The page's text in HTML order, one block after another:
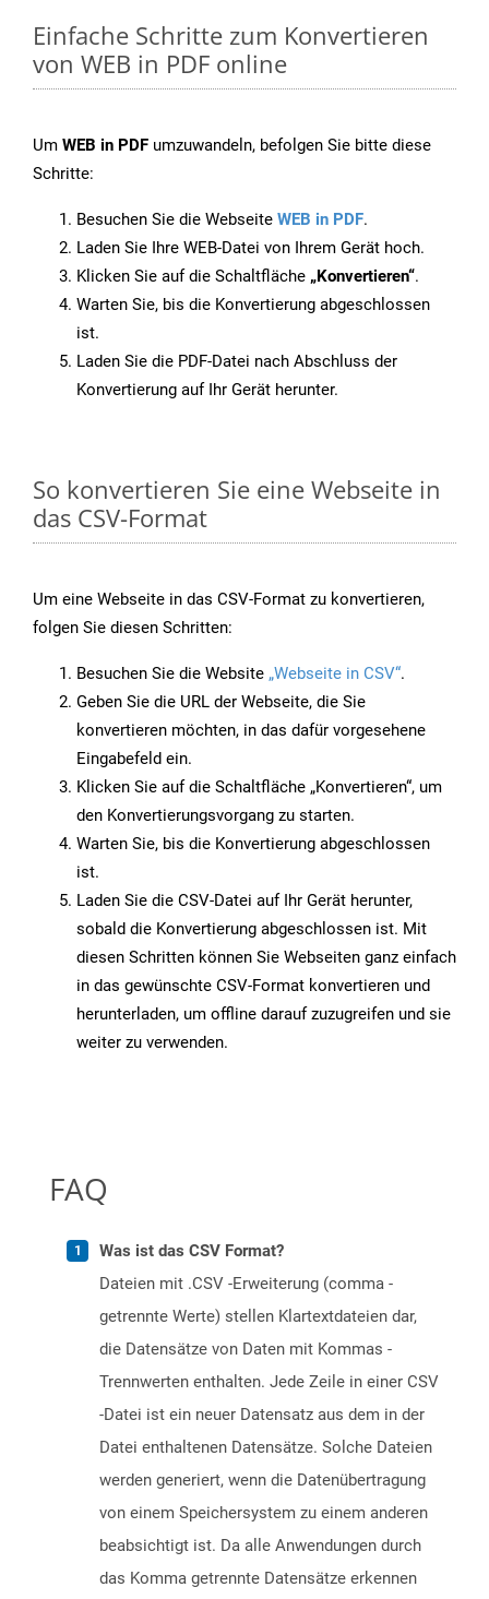
Einfache Schritte zum Konvertieren
von WEB in PDF online
Um WEB in PDF umzuwandeln, befolgen Sie bitte diese
Schritte:
Besuchen Sie die Webseite WEB in PDF.
Laden Sie Ihre WEB-Datei von Ihrem Gerät hoch.
Klicken Sie auf die Schaltfläche „Konvertieren“.
Warten Sie, bis die Konvertierung abgeschlossen
ist.
Laden Sie die PDF-Datei nach Abschluss der
Konvertierung auf Ihr Gerät herunter.
So konvertieren Sie eine Webseite in
das CSV-Format
Um eine Webseite in das CSV-Format zu konvertieren,
folgen Sie diesen Schritten:
Besuchen Sie die Website „Webseite in CSV“.
Geben Sie die URL der Webseite, die Sie
konvertieren möchten, in das dafür vorgesehene
Eingabefeld ein.
Klicken Sie auf die Schaltfläche „Konvertieren“, um
den Konvertierungsvorgang zu starten.
Warten Sie, bis die Konvertierung abgeschlossen
ist.
Laden Sie die CSV-Datei auf Ihr Gerät herunter,
sobald die Konvertierung abgeschlossen ist. Mit
diesen Schritten können Sie Webseiten ganz einfach
in das gewünschte CSV-Format konvertieren und
herunterladen, um offline darauf zuzugreifen und sie
weiter zu verwenden.
FAQ
Was ist das CSV Format?
Dateien mit .CSV -Erweiterung (comma -
getrennte Werte) stellen Klartextdateien dar,
die Datensätze von Daten mit Kommas -
Trennwerten enthalten. Jede Zeile in einer CSV
-Datei ist ein neuer Datensatz aus dem in der
Datei enthaltenen Datensätze. Solche Dateien
werden generiert, wenn die Datenübertragung
von einem Speichersystem zu einem anderen
beabsichtigt ist. Da alle Anwendungen durch
das Komma getrennte Datensätze erkennen